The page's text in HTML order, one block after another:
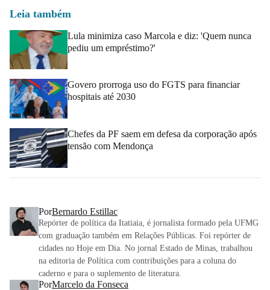
Leia também
Lula minimiza caso Marcola e diz: 'Quem nunca
pediu um empréstimo?'
Govero prorroga uso do FGTS para financiar
hospitais até 2030
Chefes da PF saem em defesa da corporação após
tensão com Mendonça
PorBernardo Estillac
Repórter de política da Itatiaia, é jornalista formado pela UFMG
com graduação também em Relações Públicas. Foi repórter de
cidades no Hoje em Dia. No jornal Estado de Minas, trabalhou
na editoria de Política com contribuições para a coluna do
caderno e para o suplemento de literatura.
PorMarcelo da Fonseca